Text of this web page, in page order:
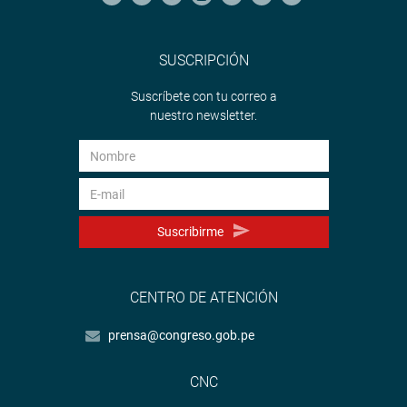
SUSCRIPCIÓN
Suscríbete con tu correo a
nuestro newsletter.
Suscribirme
CENTRO DE ATENCIÓN
prensa@congreso.gob.pe
CNC